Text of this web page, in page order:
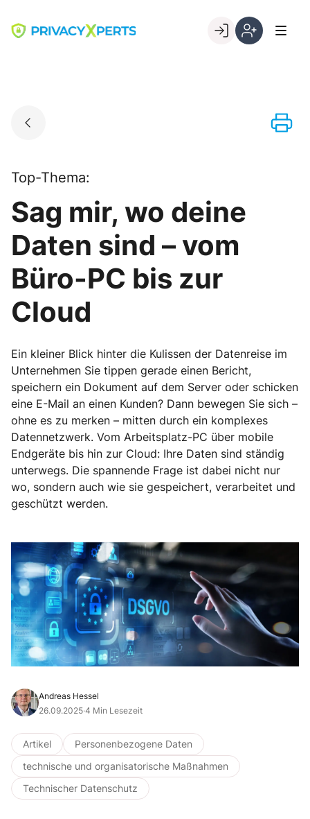
content
Go to landing page.
Top-Thema:
Sag mir, wo deine
Daten sind – vom
Büro-PC bis zur
Cloud
Ein kleiner Blick hinter die Kulissen der Datenreise im
Unternehmen Sie tippen gerade einen Bericht,
speichern ein Dokument auf dem Server oder schicken
eine E-Mail an einen Kunden? Dann bewegen Sie sich –
ohne es zu merken – mitten durch ein komplexes
Datennetzwerk. Vom Arbeitsplatz-PC über mobile
Endgeräte bis hin zur Cloud: Ihre Daten sind ständig
unterwegs. Die spannende Frage ist dabei nicht nur
wo, sondern auch wie sie gespeichert, verarbeitet und
geschützt werden.
Andreas Hessel
26.09.2025·4 Min Lesezeit
Artikel
Personenbezogene Daten
technische und organisatorische Maßnahmen
Technischer Datenschutz